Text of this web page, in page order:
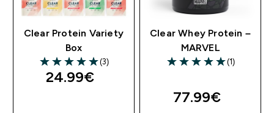
Clear Protein Variety
Box
5 out of 5 stars
(3)
24.99€‎
Clear Whey Protein –
MARVEL
5 out of 5 stars
(1)
77.99€‎